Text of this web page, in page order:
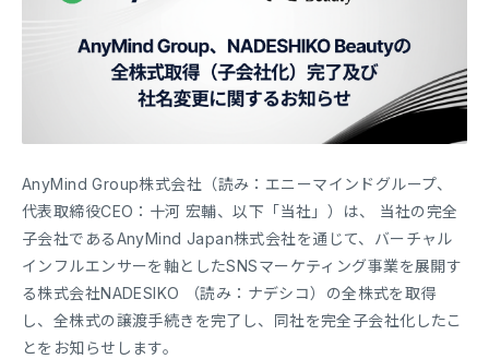
AnyMind Group株式会社（読み：エニーマインドグループ、
代表取締役CEO：十河 宏輔、以下「当社」）は、 当社の完全
子会社であるAnyMind Japan株式会社を通じて、バーチャル
インフルエンサーを軸としたSNSマーケティング事業を展開す
る株式会社NADESIKO （読み：ナデシコ）の全株式を取得
し、全株式の譲渡手続きを完了し、同社を完全子会社化したこ
とをお知らせします。